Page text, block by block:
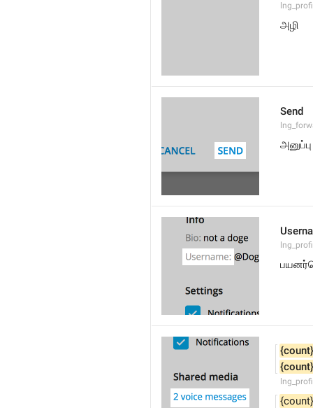
அழி
Send
அனுப்பு
{count}
{count}
{count}